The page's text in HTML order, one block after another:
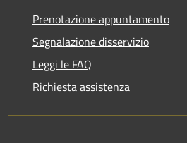
Prenotazione appuntamento
Segnalazione disservizio
Leggi le FAQ
Richiesta assistenza